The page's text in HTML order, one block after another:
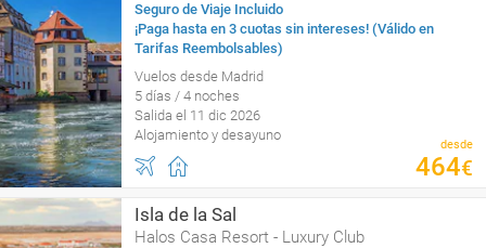
Seguro de Viaje Incluido
¡Paga hasta en 3 cuotas sin intereses! (Válido en
Tarifas Reembolsables)
Vuelos desde Madrid
5 días / 4 noches
Salida el 11 dic 2026
Alojamiento y desayuno
desde
464€
Isla de la Sal
Halos Casa Resort - Luxury Club